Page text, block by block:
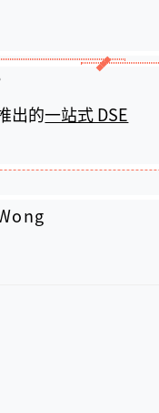
出的一站式 DSE